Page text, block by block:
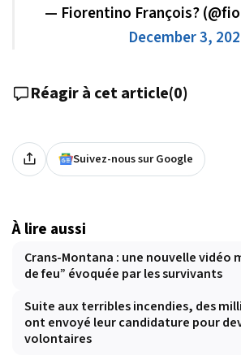
— Fiorentino François?
December 3,
Réagir à cet article(0)
Suivez-nous sur Google
À lire aussi
Crans-Montana : une nouvelle vidéo
de feu” évoquée par les survivants
Suite aux terribles incendies, des
ont envoyé leur candidature pour
volontaires